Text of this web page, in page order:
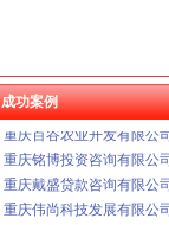
成功案例
重庆铭博投资咨询有限公
重庆戴盛贷款咨询有限公司
重庆伟尚科技发展有限公
重庆泰盛贷款咨询有限公